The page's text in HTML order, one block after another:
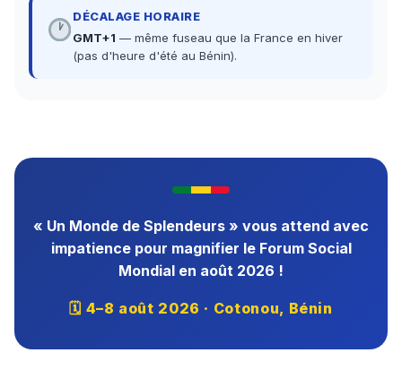
DÉCALAGE HORAIRE
GMT+1 — même fuseau que la France en hiver
(pas d'heure d'été au Bénin).
« Un Monde de Splendeurs » vous attend avec
impatience pour magnifier le Forum Social
Mondial en août 2026 !
🗓 4–8 août 2026 · Cotonou, Bénin